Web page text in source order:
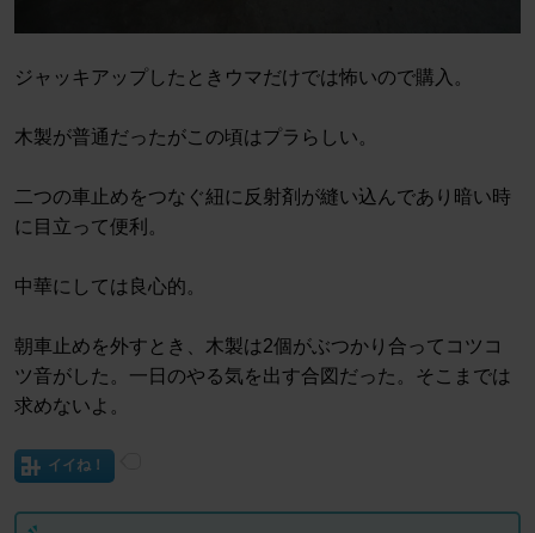
ジャッキアップしたときウマだけでは怖いので購入。
木製が普通だったがこの頃はプラらしい。
二つの車止めをつなぐ紐に反射剤が縫い込んであり暗い時
に目立って便利。
中華にしては良心的。
朝車止めを外すとき、木製は2個がぶつかり合ってコツコ
ツ音がした。一日のやる気を出す合図だった。そこまでは
求めないよ。
イイね！